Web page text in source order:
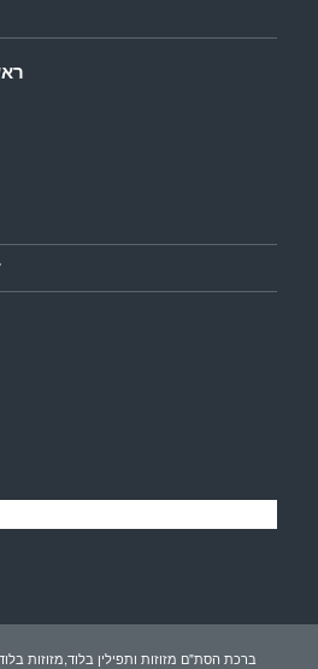
ברכת הסת"ם מזוזות ותפילין בלוד,מזוזות